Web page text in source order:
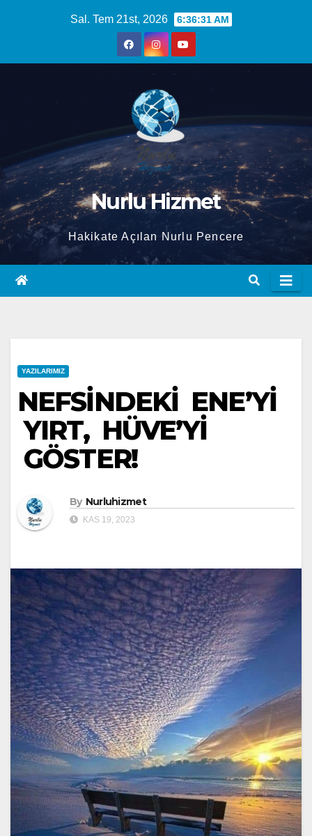
Sal. Tem 21st, 2026 6:36:32 AM
Nurlu Hizmet
Hakikate Açılan Nurlu Pencere
YAZILARIMIZ
NEFSİNDEKİ ENE’Yİ
YIRT, HÜVE’Yİ
GÖSTER!
By Nurluhizmet
KAS 19, 2023